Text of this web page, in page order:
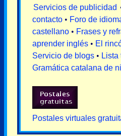
Servicios de publicidad
contacto • Foro de
castellano • Frases y
aprender inglés • El
Servicio de blogs • Lista
Gramática catalana de
Postales virtuales